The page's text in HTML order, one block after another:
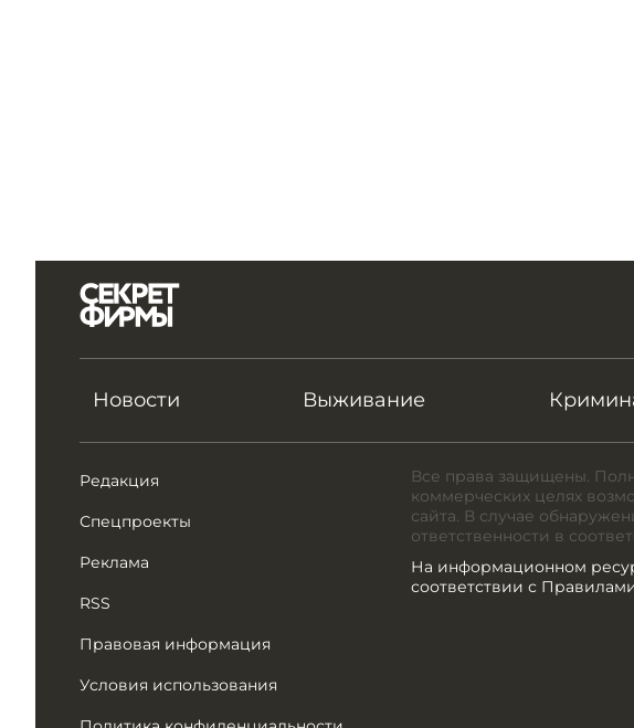
Новости Выживание
Редакция
Спецпроекты
Реклама
RSS
Правовая информация
Условия использования
Все права защищены.
коммерческих целях
сайта. В случае
ответственности в
На информационном
соответствии с